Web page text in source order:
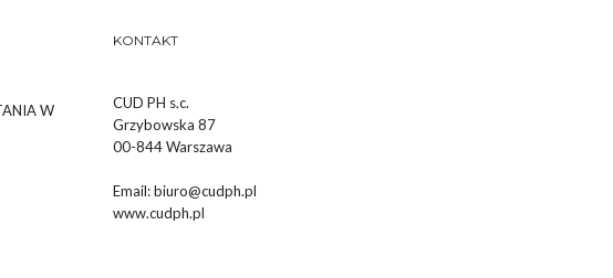
W
KONTAKT
CUD PH s.c.
Grzybowska 87
00-844 Warszawa
Email:biuro@cudph.pl
www.cudph.pl